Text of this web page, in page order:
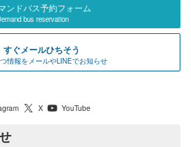
ンドバス予約フォーム
bus reservation
すぐメールひちそう
情報をメールやLINEでお知らせ
X YouTube